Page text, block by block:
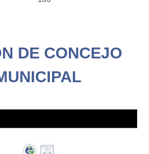
DE CONCEJO